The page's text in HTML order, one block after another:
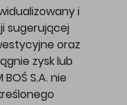
i
sugerującej
oraz
zysk lub
S.A. nie